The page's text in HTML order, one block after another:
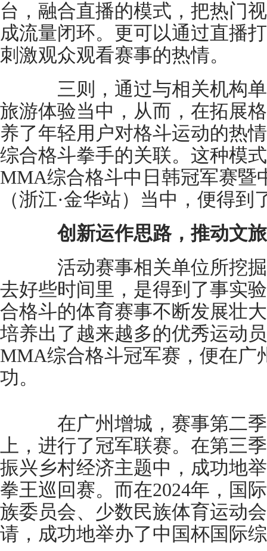
台，融合直播的模式，把热门
成流量闭环。更可以通过直播
刺激观众观看赛事的热情。
三则，通过与相关机构单
旅游体验当中，从而，在拓展
养了年轻用户对格斗运动的热
综合格斗拳手的关联。这种模
MMA综合格斗中日韩冠军赛暨
（浙江·金华站）当中，便得
创新运作思路，推动文
活动赛事相关单位所挖掘
去好些时间里，是得到了事实
合格斗的体育赛事不断发展壮
培养出了越来越多的优秀运动
MMA综合格斗冠军赛，便在广
功。
在广州增城，赛事第二季
上，进行了冠军联赛。在第三
振兴乡村经济主题中，成功地
拳王巡回赛。而在2024年，国
族委员会、少数民族体育运动
请，成功地举办了中国杯国际